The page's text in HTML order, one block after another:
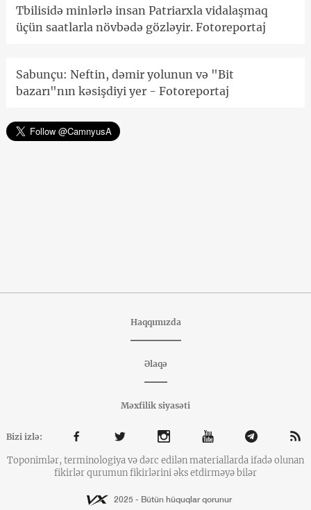
Tbilisidə minlərlə insan Patriarxla vidalaşmaq
üçün saatlarla növbədə gözləyir. Fotoreportaj
Sabunçu: Neftin, dəmir yolunun və "Bit
bazarı"nın kəsişdiyi yer - Fotoreportaj
Haqqımızda
Əlaqə
Məxfilik siyasəti
Bizi izlə:
Toponimlər, terminologiya və dərc edilən materiallarda ifadə olunan
fikirlər qurumun fikirlərini əks etdirməyə bilər
2025 - Bütün hüquqlar qorunur